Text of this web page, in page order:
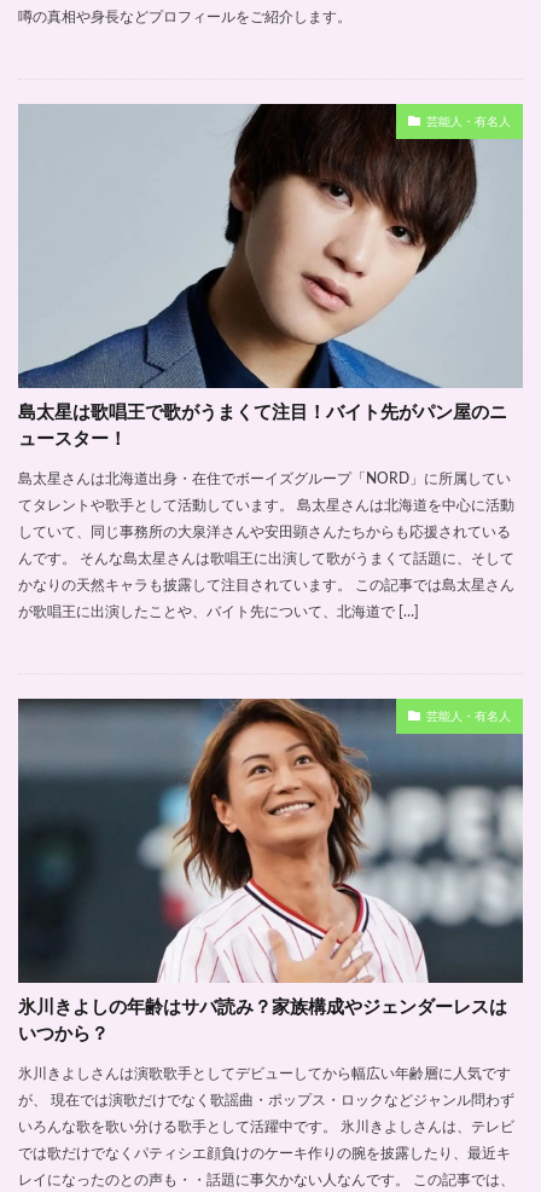
噂の真相や身長などプロフィールをご紹介します。
芸能人・有名人
島太星は歌唱王で歌がうまくて注目！バイト先がパン屋のニ
ュースター！
島太星さんは北海道出身・在住でボーイズグループ「NORD」に所属してい
てタレントや歌手として活動しています。 島太星さんは北海道を中心に活動
していて、同じ事務所の大泉洋さんや安田顕さんたちからも応援されている
んです。 そんな島太星さんは歌唱王に出演して歌がうまくて話題に、そして
かなりの天然キャラも披露して注目されています。 この記事では島太星さん
が歌唱王に出演したことや、バイト先について、北海道で […]
芸能人・有名人
氷川きよしの年齢はサバ読み？家族構成やジェンダーレスは
いつから？
氷川きよしさんは演歌歌手としてデビューしてから幅広い年齢層に人気です
が、 現在では演歌だけでなく歌謡曲・ポップス・ロックなどジャンル問わず
いろんな歌を歌い分ける歌手として活躍中です。 氷川きよしさんは、テレビ
では歌だけでなくパティシエ顔負けのケーキ作りの腕を披露したり、最近キ
レイになったのとの声も・・話題に事欠かない人なんです。 この記事では、